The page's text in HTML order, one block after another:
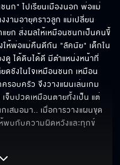
ตา
นที่รักคุณนะ
กเลยนะ
ชนก" ไปเรียนเมืองนอก พ่อแม่
งามอายุคราวลูก แม่เปลี่ยน
ยก ส่งผลให้เหมือนชนกเป็นคนขี้
ให้พ่อแม่คืนดีกัน "ลัคนัย" เด็กใน
ดู ได้ดิบได้ดี มีตำแหน่งหน้าที่
ดชังในใจเหมือนชนก เหมือน
อบครัว จึงวางแผนเล่นเกม
จ็บปวดเหมือนตายทั้งเป็น แต่
สมอมา.. เมื่อการวางแผนขุด
ห้พบกับความผิดหวังและทุกข์